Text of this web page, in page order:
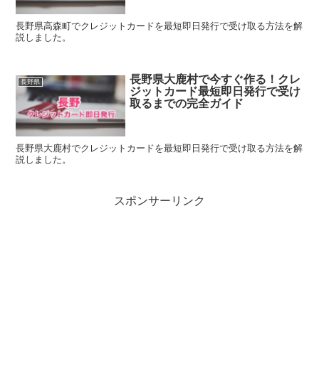
長野県高森町でクレジットカードを最短即日発行で受け取る方法を解
説しました。
長野県
長野県大鹿村で今すぐ作る！クレ
ジットカード最短即日発行で受け
取るまでの完全ガイド
長野県大鹿村でクレジットカードを最短即日発行で受け取る方法を解
説しました。
スポンサーリンク